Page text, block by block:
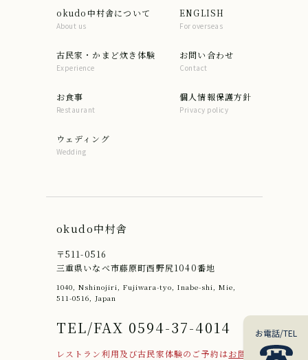
お電話/TEL
okudo中村舎について
About us
ENGLISH
For overseas
古民家・かまど炊き体験
Experience
お問い合わせ
Contact
お食事
Restaurant
個人情報保護方針
Privacy policy
ウェディング
Wedding
okudo中村舎
〒511-0516
三重県いなべ市藤原町西野尻1040番地
1040, Nshinojiri, Fujiwara-tyo, Inabe-shi, Mie,
511-0516, Japan
TEL/FAX 0594-37-4014
レストラン利用及び古民家体験のご予約はお問